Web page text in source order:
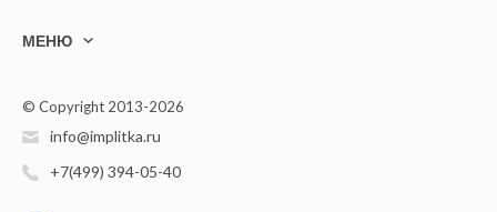
МЕНЮ
© Copyright 2013-2026
info@implitka.ru
+7(499) 394-05-40